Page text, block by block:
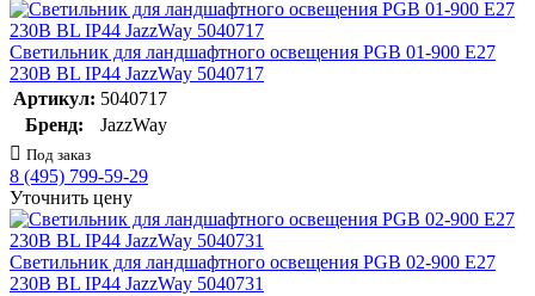
Светильник для ландшафтного освещения PGB 01-900 E27
230В BL IP44 JazzWay 5040717
Артикул: 5040717
Бренд:
JazzWay
Под заказ
8 (495) 799-59-29
Уточнить цену
Светильник для ландшафтного освещения PGB 02-900 E27
230В BL IP44 JazzWay 5040731